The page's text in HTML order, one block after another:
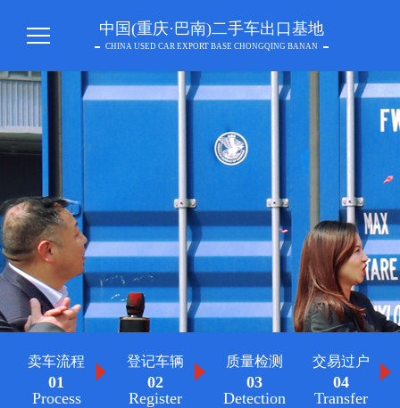
中国(重庆·巴南)二手车出口基地
CHINA USED CAR EXPORT BASE CHONGQING BANAN
卖车流程
01
Process
登记车辆
02
Register
质量检测
03
Detection
交易过户
04
Transfer